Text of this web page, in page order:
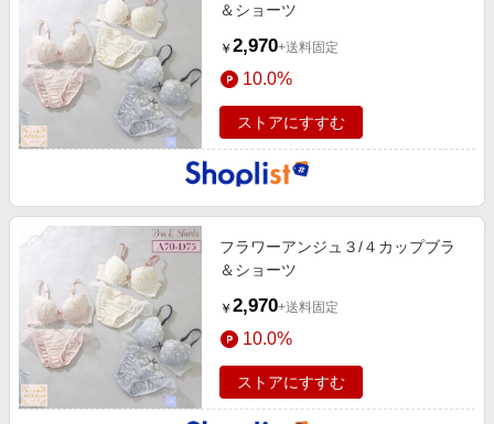
＆ショーツ
￥ 2,970+送料固定
10.0%
ストアにすすむ
フラワーアンジュ３/４カップブラ
＆ショーツ
￥ 2,970+送料固定
10.0%
ストアにすすむ